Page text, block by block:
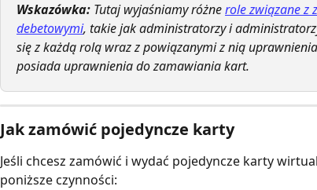
Wskazówka: Tutaj wyjaśniamy różne role związane z
debetowymi, takie jak administratorzy i
się z każdą rolą wraz z powiązanymi z nią
posiada uprawnienia do zamawiania kart.
Jak zamówić pojedyncze karty
Jeśli chcesz zamówić i wydać pojedyncze karty
poniższe czynności: